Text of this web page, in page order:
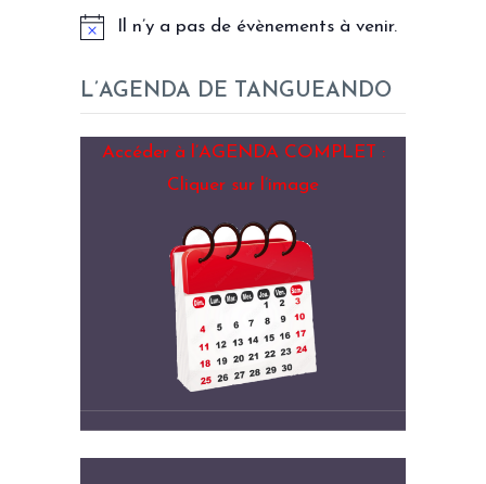
Il n’y a pas de évènements à venir.
L’AGENDA DE TANGUEANDO
Accéder à l’AGENDA COMPLET :
Cliquer sur l’image